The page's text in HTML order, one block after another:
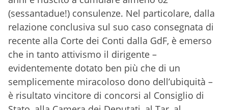
(sessantadue!) consulenze. Nel particolare, dalla
relazione conclusiva sul suo caso consegnata di
recente alla Corte dei Conti dalla GdF, è emerso
che in tanto attivismo il dirigente –
evidentemente dotato ben più che di un
semplicemente miracoloso dono dell’ubiquità –
è risultato vincitore di concorsi al Consiglio di